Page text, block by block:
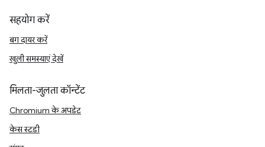
सहयोग करें
बग दायर करें
खुली समस्याएं देखें
मिलता-जुलता कॉन्टेंट
Chromium के अपडेट
केस स्टडी